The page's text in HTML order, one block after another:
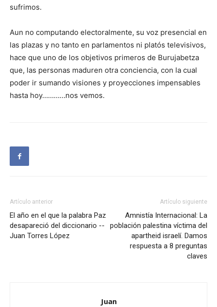
sufrimos.
Aun no computando electoralmente, su voz presencial en
las plazas y no tanto en parlamentos ni platós televisivos,
hace que uno de los objetivos primeros de Burujabetza
que, las personas maduren otra conciencia, con la cual
poder ir sumando visiones y proyecciones impensables
hasta hoy…………nos vemos.
Artículo anterior
El año en el que la palabra Paz
desapareció del diccionario --
Juan Torres López
Artículo siguiente
Amnistía Internacional: La
población palestina víctima del
apartheid israelí. Damos
respuesta a 8 preguntas
claves
Juan